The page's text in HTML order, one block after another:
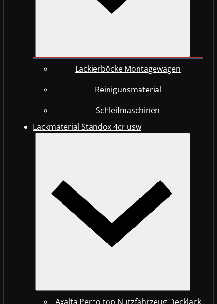
Lackierböcke Montagewagen
Reinigunsmaterial
Schleifmaschinen
Lackmaterial Standox 4cr usw
Axalta Perco top Nutzfahrzeug Decklack